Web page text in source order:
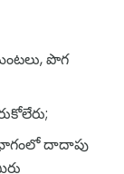
పొగ
దాదాపు